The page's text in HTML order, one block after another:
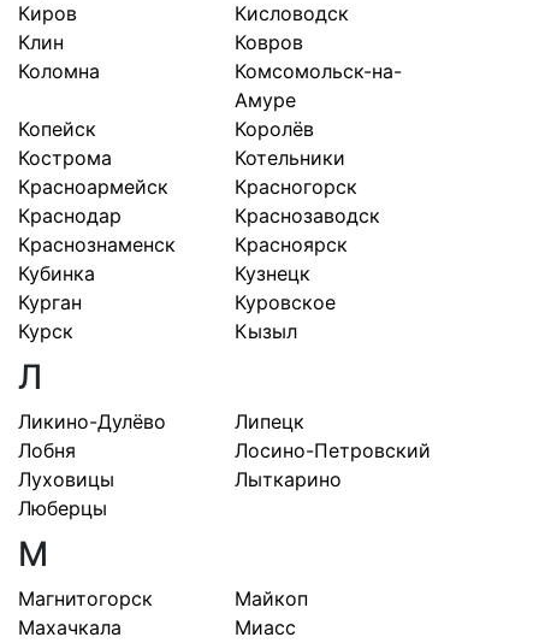
Киров
Кисловодск
Клин
Ковров
Коломна
Комсомольск-на-
Амуре
Копейск
Королёв
Кострома
Котельники
Красноармейск
Красногорск
Краснодар
Краснозаводск
Краснознаменск
Красноярск
Кубинка
Кузнецк
Курган
Куровское
Курск
Кызыл
Л
Ликино-Дулёво
Липецк
Лобня
Лосино-Петровский
Луховицы
Лыткарино
Люберцы
М
Магнитогорск
Майкоп
Махачкала
Миасс